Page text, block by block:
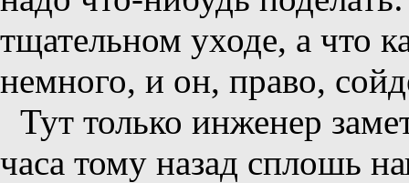
тщательном уходе, а что
немного, и он, право,
Тут только инженер
часа тому назад сплошь